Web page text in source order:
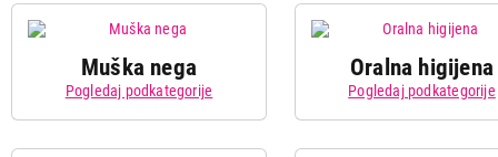
Muška nega
Pogledaj podkategorije
Oralna higijena
Pogledaj podkategorije